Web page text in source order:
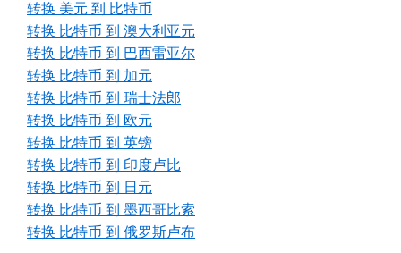
转换 美元 到 比特币
转换 比特币 到 澳大利亚元
转换 比特币 到 巴西雷亚尔
转换 比特币 到 加元
转换 比特币 到 瑞士法郎
转换 比特币 到 欧元
转换 比特币 到 英镑
转换 比特币 到 印度卢比
转换 比特币 到 日元
转换 比特币 到 墨西哥比索
转换 比特币 到 俄罗斯卢布